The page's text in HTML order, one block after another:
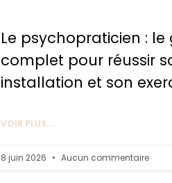
Le psychopraticien : le
complet pour réussir
installation et son
VOIR PLUS...
8 juin 2026 Aucun commentaire